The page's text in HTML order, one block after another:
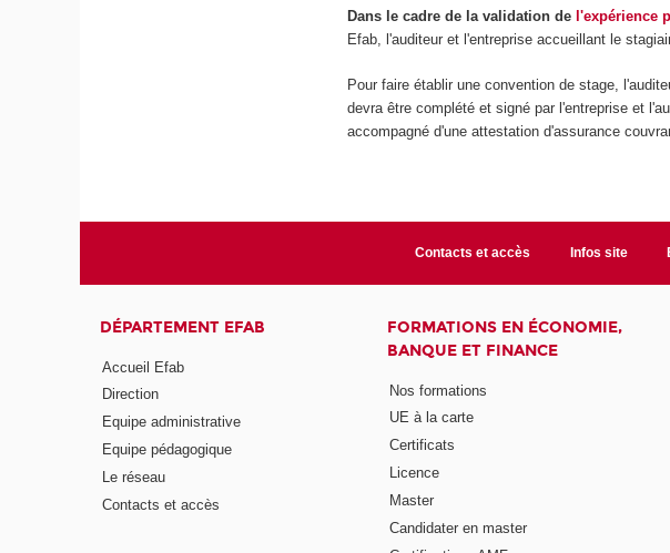
Dans le cadre de la validation de l'expérience
Efab, l'auditeur et l'entreprise accueillant le
Pour faire établir une convention de stage,
devra être complété et signé par l'entreprise et
accompagné d'une attestation d'assurance
Contacts et accès Infos site
DÉPARTEMENT EFAB
Accueil Efab
Direction
Equipe administrative
Equipe pédagogique
Le réseau
Contacts et accès
FORMATIONS EN ÉCONOMIE,
BANQUE ET FINANCE
Nos formations
UE à la carte
Certificats
Licence
Master
Candidater en master